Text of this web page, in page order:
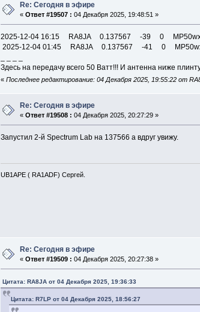
Re: Сегодня в эфире
«Ответ #19507 : 04 Декабря 2025, 19:48:51 »
2025-12-04 16:15 RA8JA 0.137567 -39 0
2025-12-04 01:45 RA8JA 0.137567 -41 0
Здесь на передачу всего 50 Ватт!!! И антенна ниже
« Последнее редактирование: 04 Декабря 2025, 19:55:22 от
Re: Сегодня в эфире
«Ответ #19508 : 04 Декабря 2025, 20:27:29 »
Запустил 2-й Spectrum Lab на 137566 а вдруг увижу.
UB1APE ( RA1ADF) Сергей.
Re: Сегодня в эфире
«Ответ #19509 : 04 Декабря 2025, 20:27:38 »
Цитата: RA8JA от 04 Декабря 2025, 19:36:33
Цитата: R7LP от 04 Декабря 2025, 18:56:27